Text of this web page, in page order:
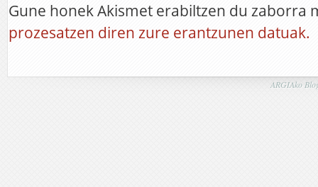
Gune honek Akismet erabiltzen du zaborra
prozesatzen diren zure erantzunen datuak.
ARGIAko